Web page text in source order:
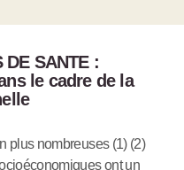
DE SANTE :
le cadre de la
plus nombreuses (1) (2)
ont un